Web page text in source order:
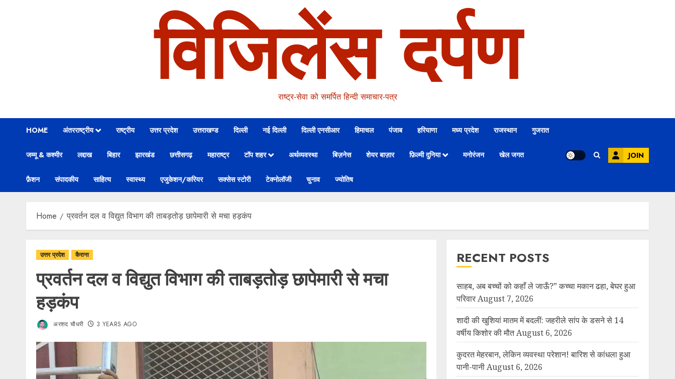
विजिलेंस दर्पण
राष्ट्र-सेवा को समर्पित हिन्दी समाचार-पत्र
HOME अंतरराष्ट्रीय राष्ट्रीय उत्तर प्रदेश उत्तराखण्ड दिल्ली नई दिल्ली दिल्ली एनसीआर हिमाचल पंजाब हरियाणा मध्य प्रदेश राजस्थान गुजरात
जम्मू & कश्मीर लद्दाख बिहार झारखंड छत्तीसगढ़ महाराष्ट्र टॉप शहर अर्थव्यवस्था बिज़नेस शेयर बाज़ार फ़िल्मी दुनिया मनोरंजन खेल जगत
फ़ैशन संपादकीय साहित्य स्वास्थ्य एजुकेशन/करियर सक्सेस स्टोरी टेक्नोलॉजी चुनाव ज्योतिष
JOIN
Home प्रवर्तन दल व विद्युत विभाग की ताबड़तोड़ छापेमारी से मचा हड़कंप
उत्तर प्रदेश कैराना
प्रवर्तन दल व विद्युत विभाग की ताबड़तोड़ छापेमारी से मचा
हड़कंप
अरशद चौधरी 3 YEARS AGO
RECENT POSTS
साहब, अब बच्चों को कहाँ ले जाऊँ?” कच्चा मकान ढहा, बेघर हुआ
परिवार August 7, 2026
शादी की खुशियां मातम में बदलीं: जहरीले सांप के डसने से 14
वर्षीय किशोर की मौत August 6, 2026
कुदरत मेहरबान, लेकिन व्यवस्था परेशान! बारिश से कांधला हुआ
पानी-पानी August 6, 2026